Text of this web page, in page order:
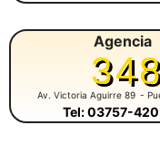
Agencia
Av. Victoria Aguirre 89 -
Tel: 03757-